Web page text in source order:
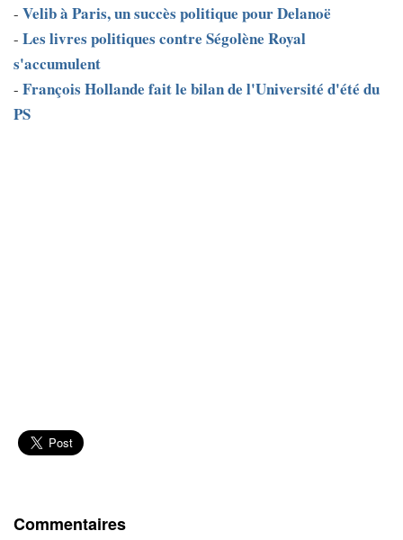
- Velib à Paris, un succès politique pour Delanoë
- Les livres politiques contre Ségolène Royal
s'accumulent
- François Hollande fait le bilan de l'Université d'été du
PS
Commentaires